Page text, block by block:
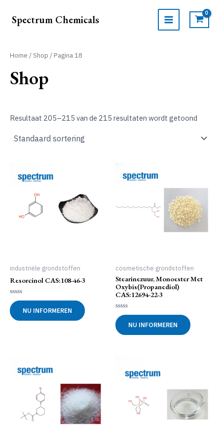
naarSpectrum Chemicals
MAIN
Home /Shop / Pagina 18
Shop
Resultaat 205–215 van de 215 resultaten wordt getoond
industriële grondstoffen
Resorcinol CAS:108-46-3
Gewaardeerd
0
uit
5
NU INFORMEREN
cosmetische grondstoffen
Stearinezuur, Monoester Met
Oxybis(propanediol)
CAS:12694-22-3
Gewaardeerd
0
uit
5
NU INFORMEREN